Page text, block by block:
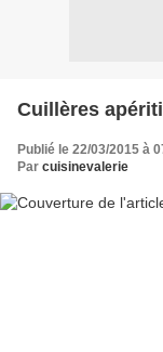
Cuillères
Publié le 22/03/2015 à
Par cuisinevalerie